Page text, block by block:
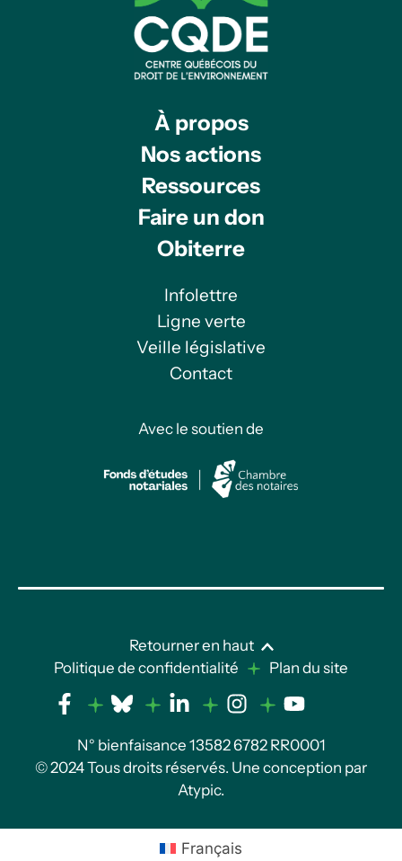
À propos
Nos actions
Ressources
Faire un don
Obiterre
Infolettre
Ligne verte
Veille législative
Contact
Avec le soutien de
N° bienfaisance 13582 6782 RR0001
© 2024 Tous droits réservés. Une conception par
Atypic.
Retourner en haut
Politique de confidentialité
Plan du site
Français